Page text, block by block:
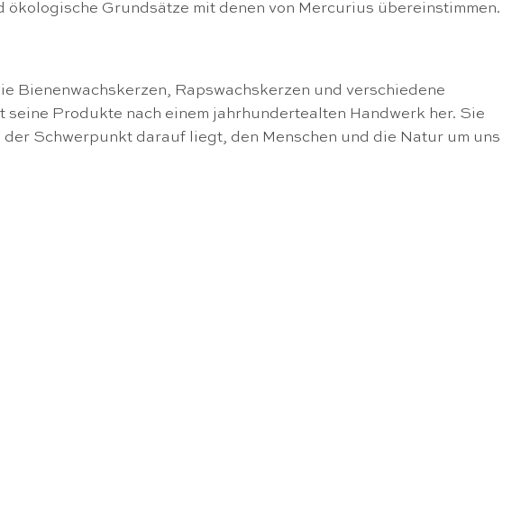
Grundsätze mit denen von Mercurius übereinstimmen.
Bienenwachskerzen, Rapswachskerzen und verschiedene
Produkte nach einem jahrhundertealten Handwerk her. Sie
Schwerpunkt darauf liegt, den Menschen und die Natur um uns